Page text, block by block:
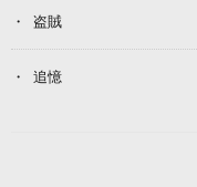
盗賊
追憶